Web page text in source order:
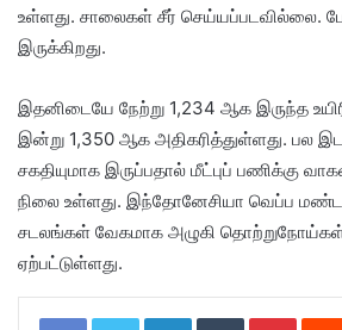
உள்ளது. சாலைகள் சீர் செய்யப்படவில்லை.
இருக்கிறது.
இதனிடையே நேற்று 1,234 ஆக இருந்த
இன்று 1,350 ஆக அதிகரித்துள்ளது. பல
சகதியுமாக இருப்பதால் மீட்புப் பணிக்கு
நிலை உள்ளது. இந்தோனேசியா வெப்ப
சடலங்கள் வேகமாக அழுகி
ஏற்பட்டுள்ளது.
LinkedIn Tumblr Pinterest